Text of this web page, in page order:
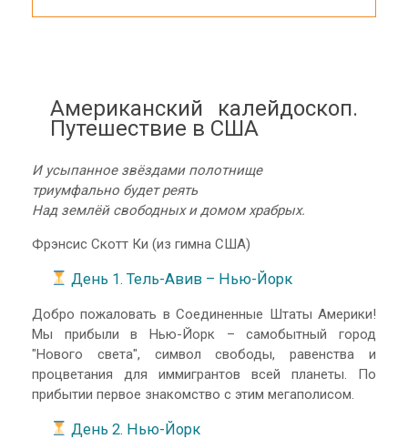
Американский калейдоскоп.
Путешествие в США
И усыпанное звёздами полотнище
триумфально будет реять
Над землёй свободных и домом храбрых.
Фрэнсис Скотт Ки (из гимна США)
День 1. Тель-Авив – Нью-Йорк
Добро пожаловать в Соединенные Штаты Америки!
Мы прибыли в Нью-Йорк – самобытный город
"Нового света", символ свободы, равенства и
процветания для иммигрантов всей планеты. По
прибытии первое знакомство с этим мегаполисом.
День 2. Нью-Йорк